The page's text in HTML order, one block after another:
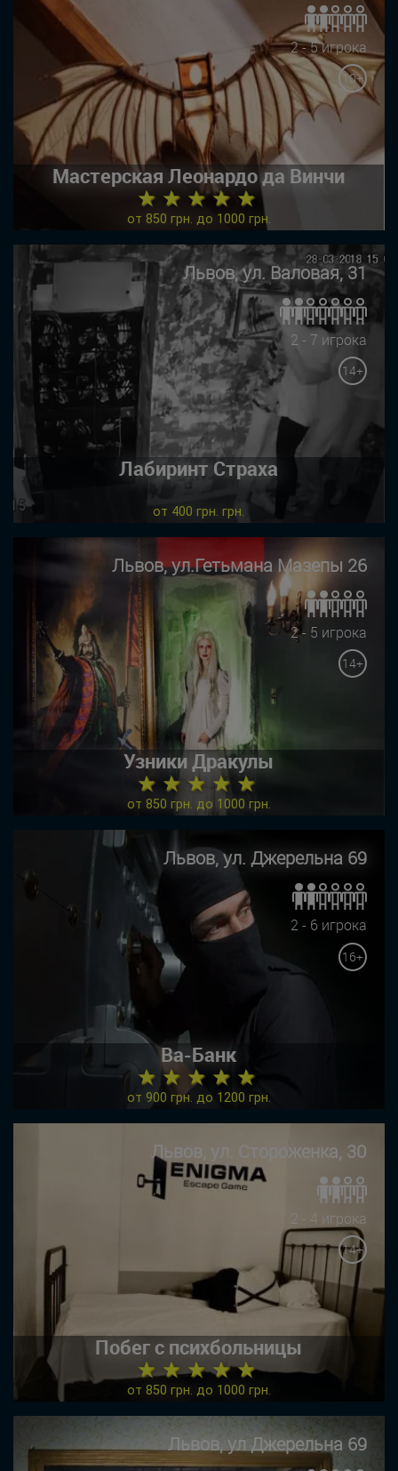
2 - 5 игрока
10+
Мастерская Леонардо да Винчи
★ ★ ★ ★ ★
от 850 грн. до 1000 грн.
Львов, ул. Валовая, 31
2 - 7 игрока
14+
Лабиринт Страха
от 400 грн. грн.
Львов, ул.Гетьмана Мазепы 26
2 - 5 игрока
14+
Узники Дракулы
★ ★ ★ ★ ★
от 850 грн. до 1000 грн.
Львов, ул. Джерельна 69
2 - 6 игрока
16+
Ва-Банк
★ ★ ★ ★ ★
от 900 грн. до 1200 грн.
Львов, ул. Стороженка, 30
2 - 4 игрока
14+
Побег с психбольницы
★ ★ ★ ★ ★
от 850 грн. до 1000 грн.
Львов, ул Джерельна 69